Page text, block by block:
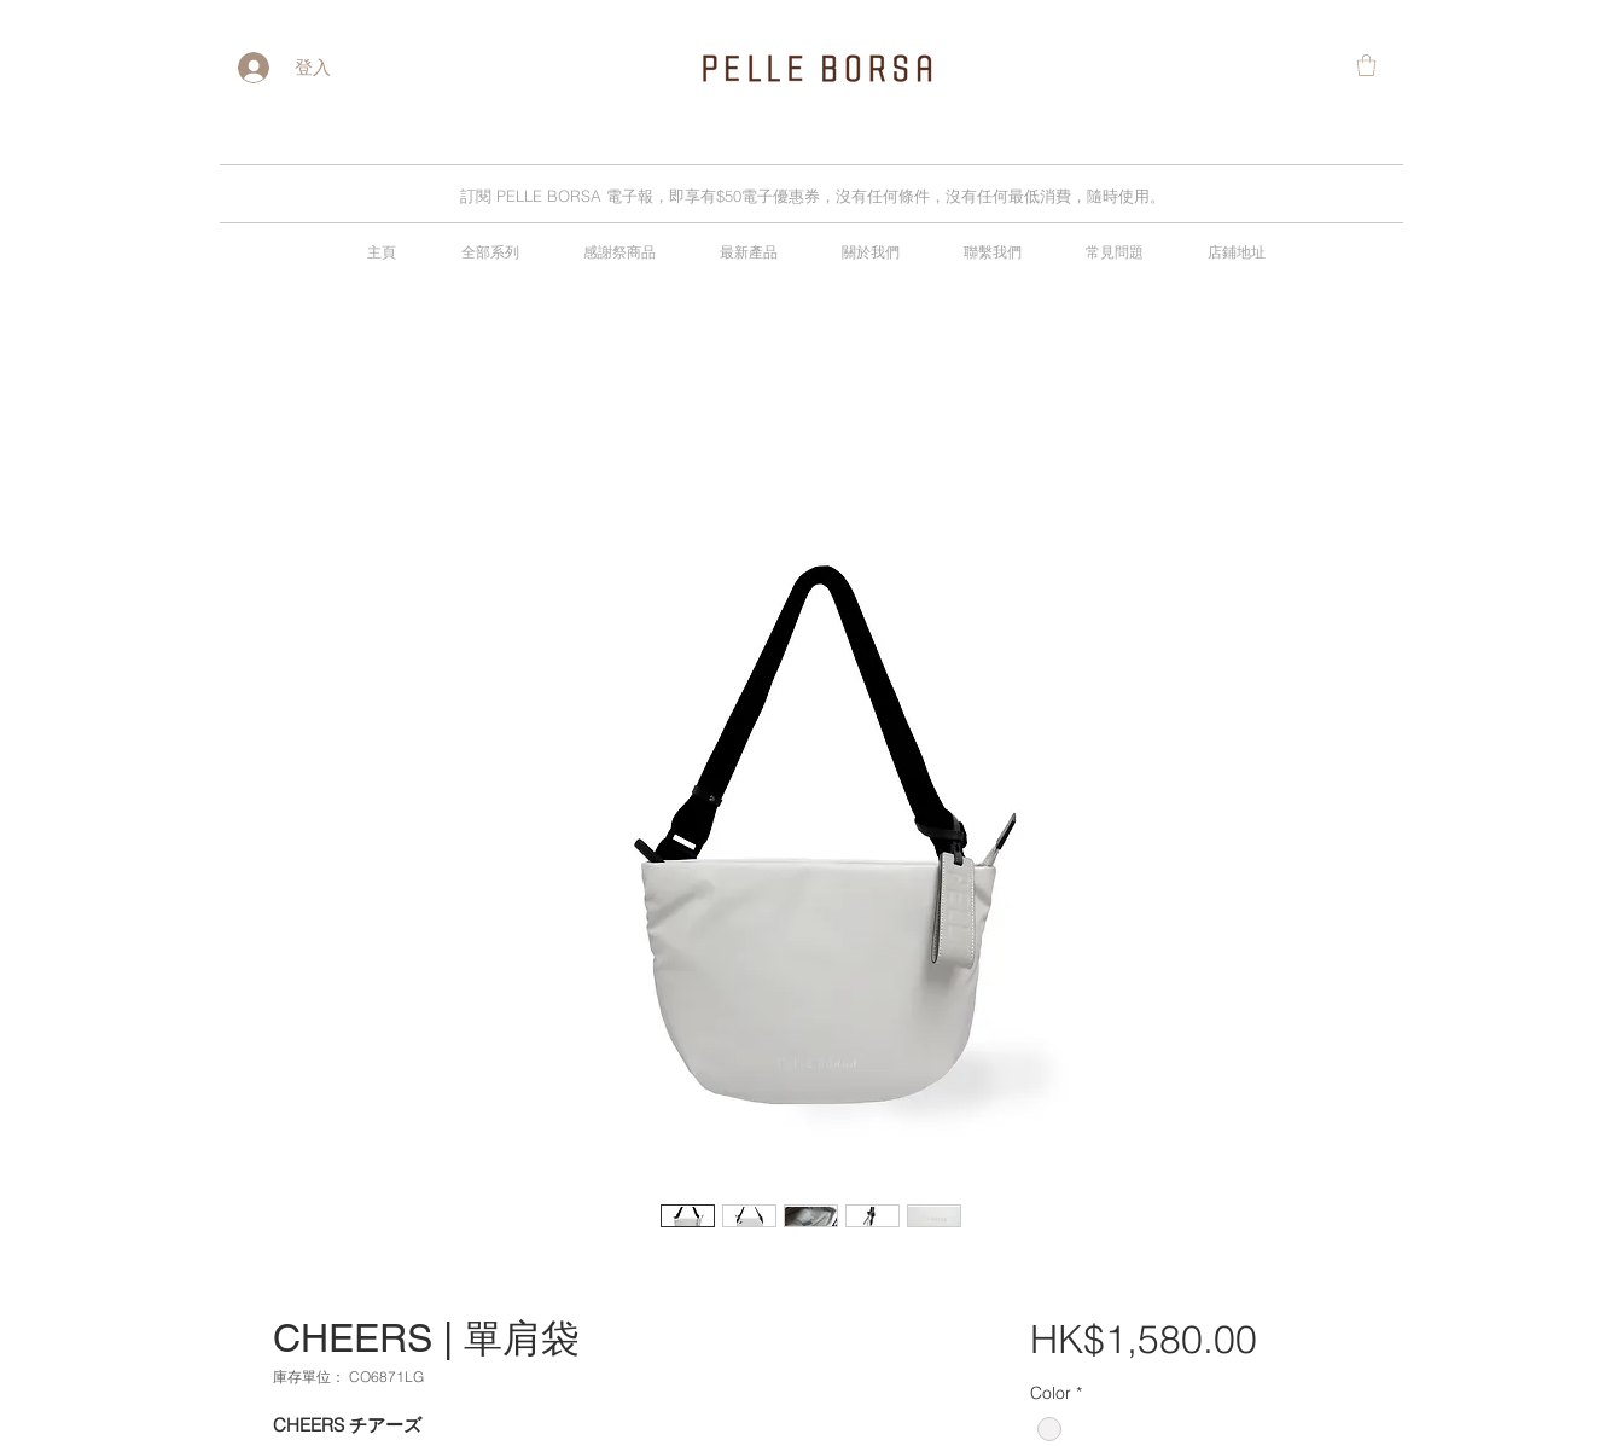
登入
訂閱 PELLE BORSA 電子報，即享有$50電子優惠券，沒有任何條件，沒有任何最低消費，隨時使用。
主頁 全部系列 感謝祭商品 最新產品 關於我們 聯繫我們 常見問題 店鋪地址
CHEERS | 單肩袋
庫存單位： CO6871LG
CHEERS チアーズ
HK$1,580.00價
Color *